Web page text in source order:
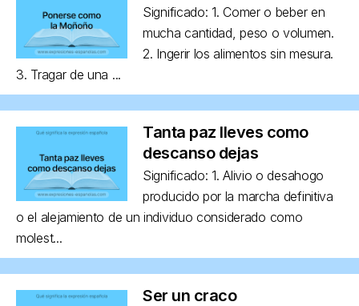
Significado: 1. Comer o beber en
mucha cantidad, peso o volumen.
2. Ingerir los alimentos sin mesura.
3. Tragar de una ...
Tanta paz lleves como
descanso dejas
Significado: 1. Alivio o desahogo
producido por la marcha definitiva
o el alejamiento de un individuo considerado como
molest...
Ser un craco